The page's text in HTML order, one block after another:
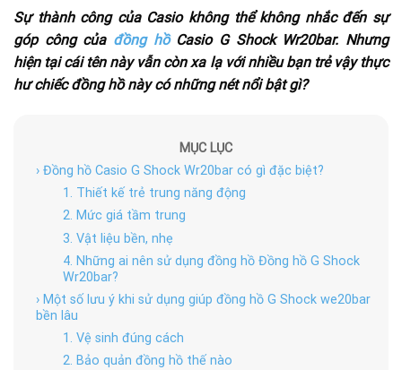
Sự thành công của Casio không thể không nhắc đến sự
góp công của đồng hồCasio G Shock Wr20bar. Nhưng
hiện tại cái tên này vẫn còn xa lạ với nhiều bạn trẻ vậy thực
hư chiếc đồng hồ này có những nét nổi bật gì?
MỤC LỤC
› Đồng hồ Casio G Shock Wr20bar có gì đặc biệt?
1. Thiết kế trẻ trung năng động
2. Mức giá tầm trung
3. Vật liệu bền, nhẹ
4. Những ai nên sử dụng đồng hồ Đồng hồ G Shock
Wr20bar?
› Một số lưu ý khi sử dụng giúp đồng hồ G Shock we20bar
bền lâu
1. Vệ sinh đúng cách
2. Bảo quản đồng hồ thế nào